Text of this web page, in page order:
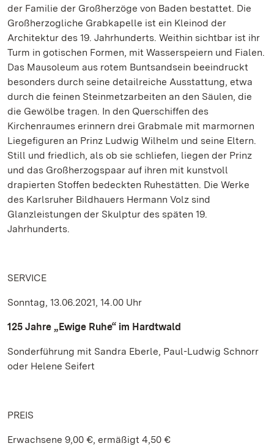
der Familie der Großherzöge von Baden bestattet. Die
Großherzogliche Grabkapelle ist ein Kleinod der
Architektur des 19. Jahrhunderts. Weithin sichtbar ist ihr
Turm in gotischen Formen, mit Wasserspeiern und Fialen.
Das Mausoleum aus rotem Buntsandsein beeindruckt
besonders durch seine detailreiche Ausstattung, etwa
durch die feinen Steinmetzarbeiten an den Säulen, die
die Gewölbe tragen. In den Querschiffen des
Kirchenraumes erinnern drei Grabmale mit marmornen
Liegefiguren an Prinz Ludwig Wilhelm und seine Eltern.
Still und friedlich, als ob sie schliefen, liegen der Prinz
und das Großherzogspaar auf ihren mit kunstvoll
drapierten Stoffen bedeckten Ruhestätten. Die Werke
des Karlsruher Bildhauers Hermann Volz sind
Glanzleistungen der Skulptur des späten 19.
Jahrhunderts.
SERVICE
Sonntag, 13.06.2021, 14.00 Uhr
125 Jahre „Ewige Ruhe“ im Hardtwald
Sonderführung mit Sandra Eberle, Paul-Ludwig Schnorr
oder Helene Seifert
PREIS
Erwachsene 9,00 €, ermäßigt 4,50 €